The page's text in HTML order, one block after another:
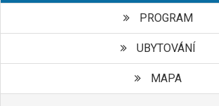
PROGRAM
UBYTOVÁNÍ
MAPA